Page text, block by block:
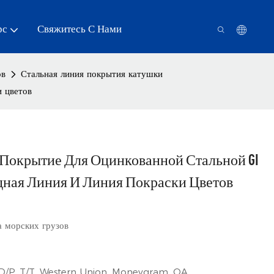
Свяжитесь С Нами
Стальная линия покрытия катушки
цветов
Для Оцинкованной Стальной GI
Линия И Линия Покраски Цветов
грузов